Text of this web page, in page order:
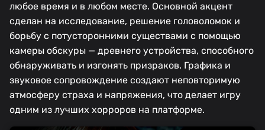
любое время и в любом месте. Основной акцент
сделан на исследование, решение головоломок и
борьбу с потусторонними существами с помощью
камеры обскуры — древнего устройства, способного
обнаруживать и изгонять призраков. Графика и
звуковое сопровождение создают неповторимую
атмосферу страха и напряжения, что делает игру
одним из лучших хорроров на платформе.